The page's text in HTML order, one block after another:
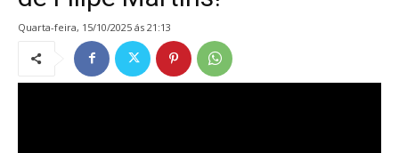
quarta-feira, 15/10/2025 ás 21:13